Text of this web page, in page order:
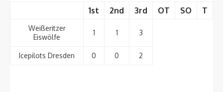
1st 2nd 3rd OT SO T
Weißeritzer
Eiswölfe
1 1 3
Icepilots Dresden 0 0 2